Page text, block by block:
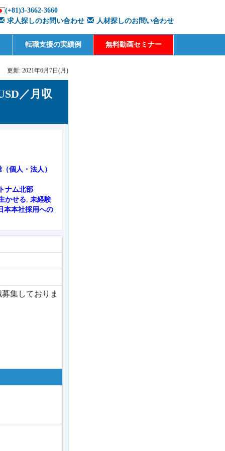
(+81)3-3662-3660
求人探しのお問い合わせ
人材探しのお問い合わせ
転職支援の実績例 無料動画セミナー
更新: 2021年6月7日(月)
／月収
（個人・法人）
ナム北部
かせる,未経験
本本社採用への
集しておりま